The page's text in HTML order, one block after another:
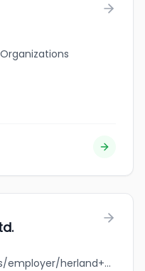
jobbank.gc.ca/browsejobs/employer/herland+media+ltd./ca